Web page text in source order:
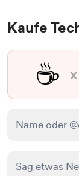
Kaufe
☕ x